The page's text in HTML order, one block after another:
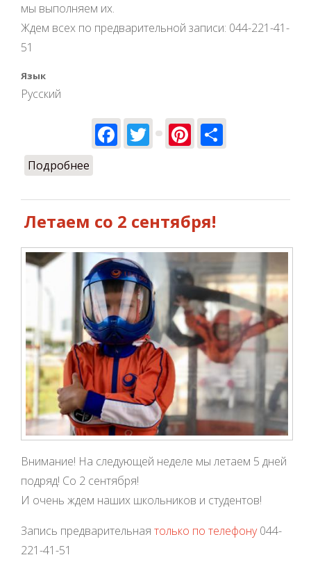
мы выполняем их.
Ждем всех по предварительной записи: 044-221-41-
51
Язык
Русский
Facebook
TwitterPinterest
Подробнее
Летаем со 2 сентября!
Внимание! На следующей неделе мы летаем 5 дней
подряд! Со 2 сентября!
И очень ждем наших школьников и студентов!
Запись предварительная только по телефону044-
221-41-51